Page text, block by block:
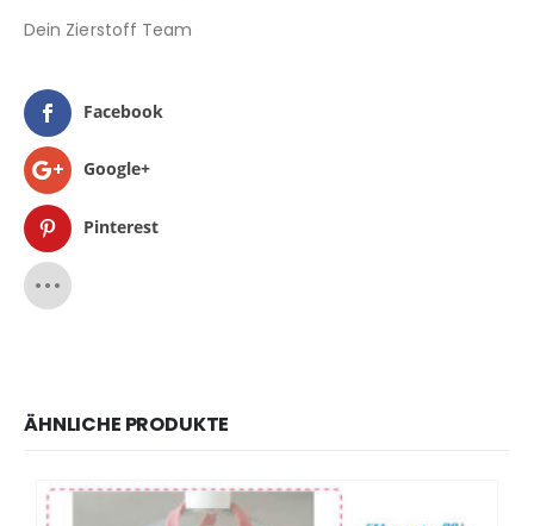
Dein Zierstoff Team
Facebook
Google+
Pinterest
ÄHNLICHE PRODUKTE